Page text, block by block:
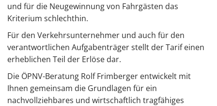
und für die Neugewinnung von Fahrgästen das
Kriterium schlechthin.
Für den Verkehrsunternehmer und auch für den
verantwortlichen Aufgabenträger stellt der Tarif einen
erheblichen Teil der Erlöse dar.
Die ÖPNV-Beratung Rolf Frimberger entwickelt mit
Ihnen gemeinsam die Grundlagen für ein
nachvollziehbares und wirtschaftlich tragfähiges